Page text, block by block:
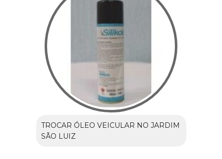
TROCAR ÓLEO VEICULAR NO JARDIM
SÃO LUIZ